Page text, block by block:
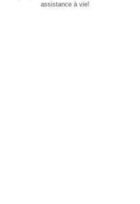
assistance à vie!